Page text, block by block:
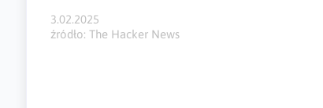
3.02.2025
źródło: The Hacker News